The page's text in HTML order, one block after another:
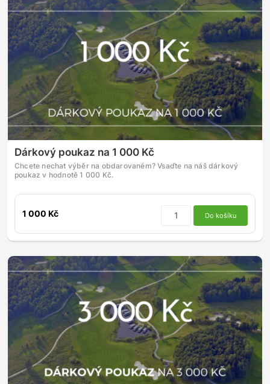
Dárkový poukaz na 1 000 Kč
Chcete nechat výběr na obdarovaném? Vsaďte na náš dárkový
poukaz v hodnotě 1 000 Kč.
1 000 Kč Do košíku